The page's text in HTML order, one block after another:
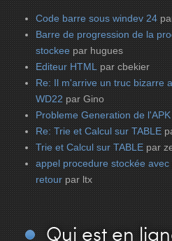
Code barre sous windev 24
Barre de progression de la
stockee par hugues
Editeur HTML par cbekier
Re: Il m'arrive un truc bizarre
WD22 par Gino
Probleme Generation de l'APK
Re: Trie et Calcul sur TABLE
Trie et Calcul sur TABLE par
appel procedure stockée
retour par ltx
Qui est en